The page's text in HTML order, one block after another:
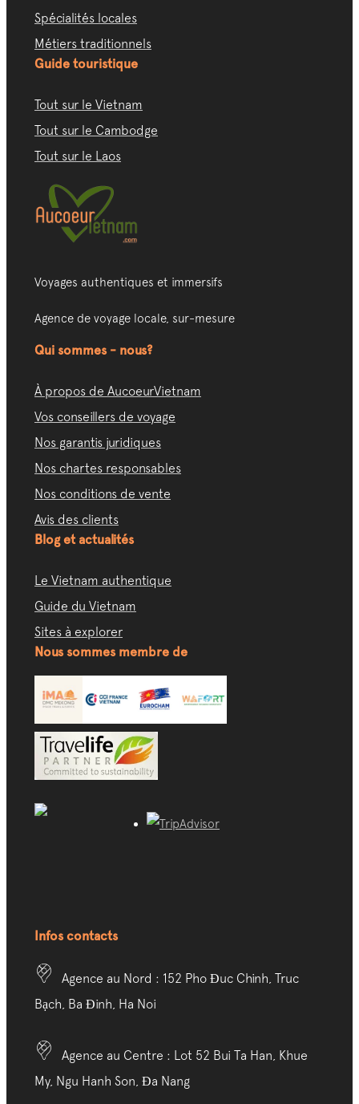
Spécialités locales
Métiers traditionnels
Guide touristique
Tout sur le Vietnam
Tout sur le Cambodge
Tout sur le Laos
Voyages authentiques et immersifs
Agence de voyage locale, sur-mesure
Qui sommes - nous?
À propos de AucoeurVietnam
Vos conseillers de voyage
Nos garantis juridiques
Nos chartes responsables
Nos conditions de vente
Avis des clients
Blog et actualités
Le Vietnam authentique
Guide du Vietnam
Sites à explorer
Nous sommes membre de
Infos contacts
Agence au Nord : 152 Pho Đuc Chinh, Truc
Bạch, Ba Đinh, Ha Noi
Agence au Centre : Lot 52 Bui Ta Han, Khue
My, Ngu Hanh Son, Đa Nang